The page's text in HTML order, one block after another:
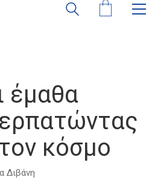
έμαθα
κόσμο
Διβάνη